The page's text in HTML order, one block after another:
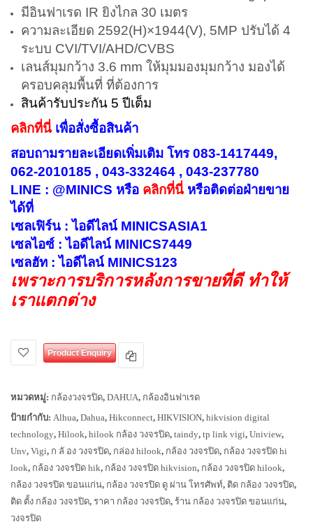
มีอินฟาเรด IR ยิงไกล 30 เมตร
ความละเอียด 2592(H)×1944(V), 5MP ปรับได้ 4
ระบบ CVI/TVI/AHD/CVBS
เลนส์มุมกว้าง 3.6 mm ให้มุมมองมุมกว้าง มองได้
ครอบคลุมพื้นที่ ที่ต้องการ
สินค้ารับประกัน 5 ปีเต็ม
คลิกที่นี่ เพื่อสั่งซื้อสินค้า
สอบถามรายละเอียดเพิ่มเติม โทร 083-1417449,
062-2010185 , 043-332464 , 043-237780
LINE : @MINICS หรือ คลิกที่นี่ หรือติดต่อฝ่ายขาย
ได้ที่
เซลเฟิร์น : ไอดีไลน์ MINICSASIA1
เซลไอซ์ : ไอดีไลน์ MINICS7449
เซลฮัท : ไอดีไลน์ MINICS123
เพราะการบริการหลังการขายที่ดี ทำให้
เราแตกต่าง
Product Enquiry
หมวดหมู่: กล้องวงจรปิด, DAHUA, กล้องอินฟาเรด
ป้ายกำกับ: Alhua, Dahua, Hikconnect, HIKVISION, hikvision digital
technology, Hilook, hilook กล้อง วงจรปิด, taindy, tp link vigi, Uniview,
Unv, Vigi, ก ลั อง วงจรปิด, กล่อง hilook, กล้อง วงจรปิด, กล้อง วงจรปิด hi
look, กล้อง วงจรปิด hik, กล้อง วงจรปิด hikvision, กล้อง วงจรปิด hilook,
กล้อง วงจรปิด ขอนแก่น, กล้อง วงจรปิด ดู ผ่าน โทรศัพท์, ติด กล้อง วงจรปิด,
ติด ตั้ง กล้อง วงจรปิด, ราคา กล้อง วงจรปิด, ร้าน กล้อง วงจรปิด ขอนแก่น,
วงจรปิด